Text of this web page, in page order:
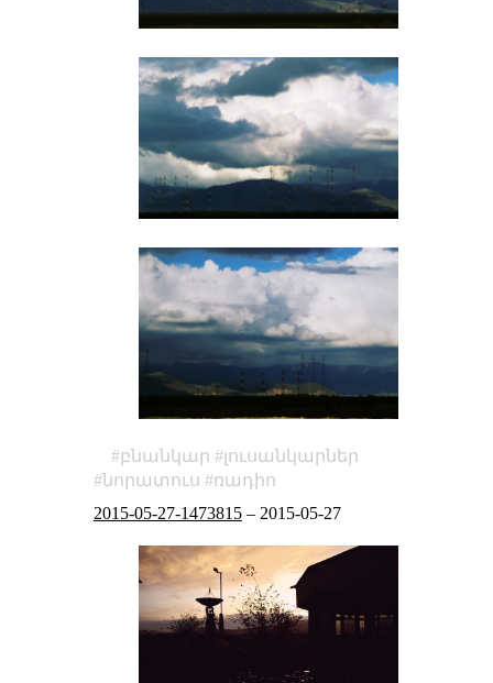
բնանկար
լուսանկարներ
նորատուս
ռադիո
2015-05-27-1473815– 2015-05-27